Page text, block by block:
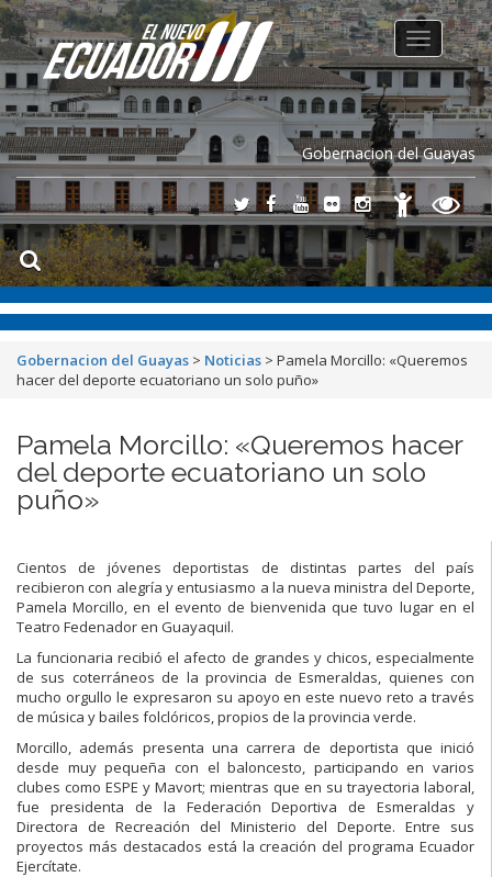
Gobernacion del Guayas
Toggle
navigation
Gobernacion del Guayas > Noticias > Pamela Morcillo: «Queremos
hacer del deporte ecuatoriano un solo puño»
Pamela Morcillo: «Queremos hacer
del deporte ecuatoriano un solo
puño»
Cientos de jóvenes deportistas de distintas partes del país
recibieron con alegría y entusiasmo a la nueva ministra del Deporte,
Pamela Morcillo, en el evento de bienvenida que tuvo lugar en el
Teatro Fedenador en Guayaquil.
La funcionaria recibió el afecto de grandes y chicos, especialmente
de sus coterráneos de la provincia de Esmeraldas, quienes con
mucho orgullo le expresaron su apoyo en este nuevo reto a través
de música y bailes folclóricos, propios de la provincia verde.
Morcillo, además presenta una carrera de deportista que inició
desde muy pequeña con el baloncesto, participando en varios
clubes como ESPE y Mavort; mientras que en su trayectoria laboral,
fue presidenta de la Federación Deportiva de Esmeraldas y
Directora de Recreación del Ministerio del Deporte. Entre sus
proyectos más destacados está la creación del programa Ecuador
Ejercítate.